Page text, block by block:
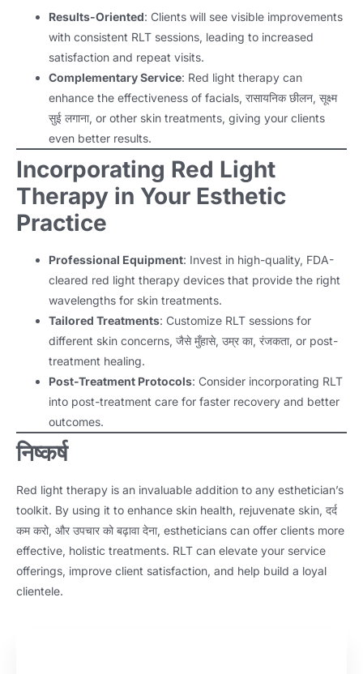
Results-Oriented: Clients will see visible improvements
with consistent RLT sessions, leading to increased
satisfaction and repeat visits.
Complementary Service: Red light therapy can
enhance the effectiveness of facials, रासायनिक छीलन, सूक्ष्म
सुई लगाना, or other skin treatments, giving your clients
even better results.
Incorporating Red Light
Therapy in Your Esthetic
Practice
Professional Equipment: Invest in high-quality, FDA-
cleared red light therapy devices that provide the right
wavelengths for skin treatments.
Tailored Treatments: Customize RLT sessions for
different skin concerns, जैसे मुँहासे, उम्र का, रंजकता, or post-
treatment healing.
Post-Treatment Protocols: Consider incorporating RLT
into post-treatment care for faster recovery and better
outcomes.
निष्कर्ष
Red light therapy is an invaluable addition to any esthetician’s
toolkit. By using it to enhance skin health, rejuvenate skin, दर्द
कम करो, और उपचार को बढ़ावा देना, estheticians can offer clients more
effective, holistic treatments. RLT can elevate your service
offerings, improve client satisfaction, and help build a loyal
clientele.